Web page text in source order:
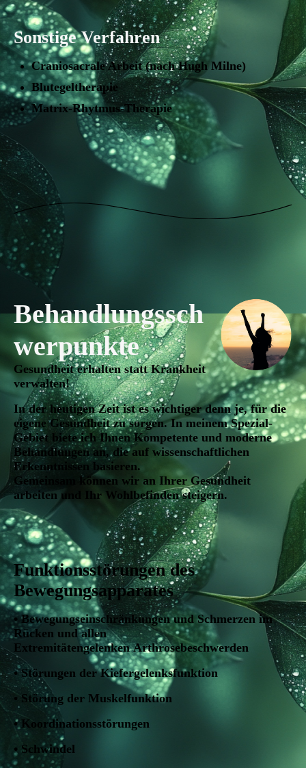
Sonstige Verfahren
Craniosacrale Arbeit (nach Hugh Milne)
Blutegeltherapie
Matrix-Rhytmus-Therapie
Behandlungssch
werpunkte
Gesundheit erhalten statt Krankheit
verwalten!
In der heutigen Zeit ist es wichtiger denn je, für die
eigene Gesundheit zu sorgen. In meinem Spezial-
Gebiet biete ich Ihnen Kompetente und moderne
Behandlungen an, die auf wissenschaftlichen
Erkenntnissen basieren.
Gemeinsam können wir an Ihrer Gesundheit
arbeiten und Ihr Wohlbefinden steigern.
Funktionsstörungen des
Bewegungsapparates
• Bewegungseinschränkungen und Schmerzen im
Rücken und allen
ExtremitätengelenkenArthrosebeschwerden
• Störungen der Kiefergelenksfunktion
• Störung der Muskelfunktion
• Koordinationsstörungen
• Schwindel